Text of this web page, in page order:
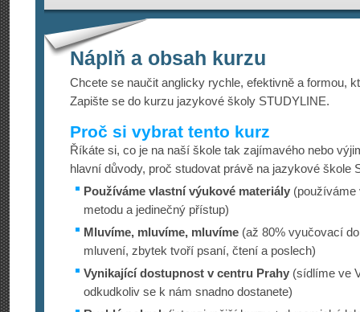
Náplň a obsah kurzu
Chcete se naučit anglicky rychle, efektivně a formou,
Zapište se do kurzu jazykové školy STUDYLINE.
Proč si vybrat tento kurz
Říkáte si, co je na naší škole tak zajímavého nebo
hlavní důvody, proč studovat právě na jazykové škole
Používáme vlastní výukové materiály (používáme
metodu a jedinečný přístup)
Mluvíme, mluvíme, mluvíme (až 80% vyučovací
mluvení, zbytek tvoří psaní, čtení a poslech)
Vynikající dostupnost v centru Prahy (sídlíme ve
odkudkoliv se k nám snadno dostanete)